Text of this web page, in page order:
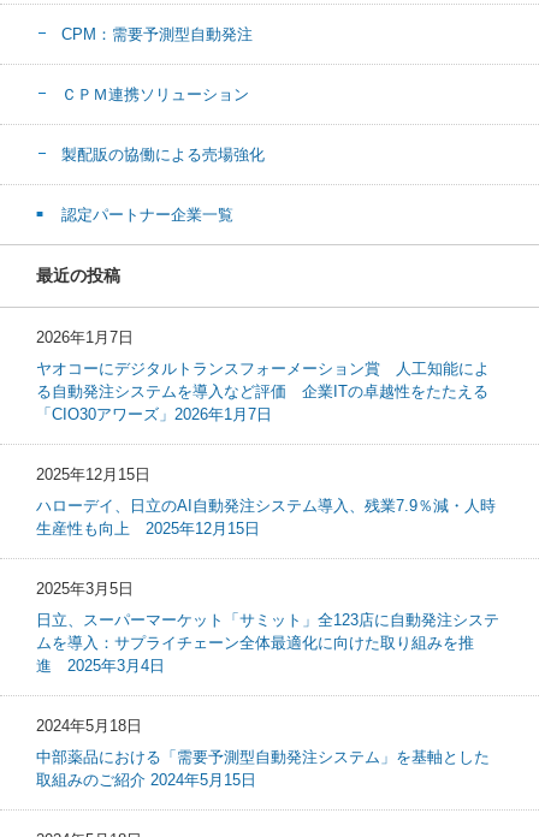
CPM：需要予測型自動発注
ＣＰＭ連携ソリューション
製配販の協働による売場強化
認定パートナー企業一覧
最近の投稿
2026年1月7日
ヤオコーにデジタルトランスフォーメーション賞 人工知能によ
る自動発注システムを導入など評価 企業ITの卓越性をたたえる
「CIO30アワーズ」2026年1月7日
2025年12月15日
ハローデイ、日立のAI自動発注システム導入、残業7.9％減・人時
生産性も向上 2025年12月15日
2025年3月5日
日立、スーパーマーケット「サミット」全123店に自動発注システ
ムを導入：サプライチェーン全体最適化に向けた取り組みを推
進 2025年3月4日
2024年5月18日
中部薬品における「需要予測型自動発注システム」を基軸とした
取組みのご紹介 2024年5月15日